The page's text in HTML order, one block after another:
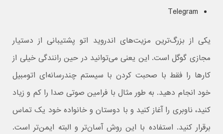
Telegram
یکی از بزرگ‌ترین مزیت‌های اندروید اتو پشتیبانی از دستیار
مجازی گوگل است. این یعنی می‌توانید در حین رانندگی خیلی از
کارها را فقط با صحبت کردن با سیستم چندرسانه‌ای اتومبیل
خود انجام دهید. به طور مثال با فرامین صوتی صدا را کم و زیاد
کنید، ناوبری را آغاز کنید و با دوستان و خانواده خود یک تماس
برقرار کنید. استفاده با این روش آسان‌تر و البته ایمن‌تر است.